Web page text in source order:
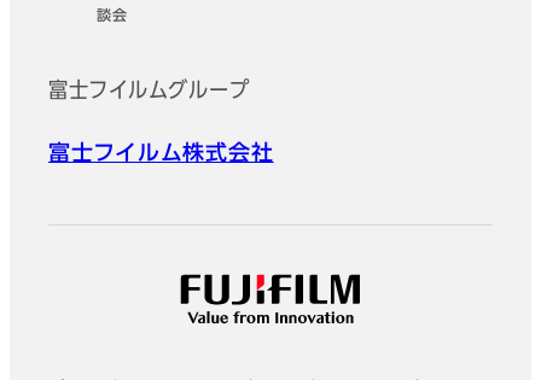
フッター
談会
富士フイルムグループ
富士フイルム株式会社